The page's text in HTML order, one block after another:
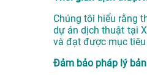
Chúng tôi hiểu rằng
dự ándịch thuật tại
và đạt được mục
Đảm bảo pháp lý